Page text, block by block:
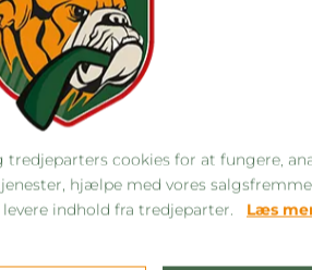
cookies for at fungere,
hjælpe med vores
indhold fra tredjeparter. Læs